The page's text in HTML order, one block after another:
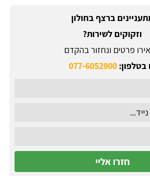
ברצף בחולון
וזקוקים לשירות?
פרטים ונחזור בהקדם
בטלפון:077-6052900
חזרו אליי